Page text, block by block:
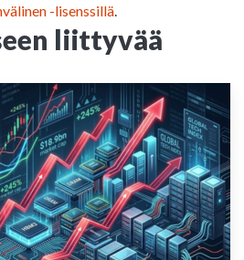
-lisenssillä
liittyvää